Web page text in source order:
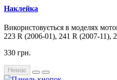
Наклейка
Використовується в моделях
223 R (2006-01), 241 R (2007-11),
330 грн.
Немає